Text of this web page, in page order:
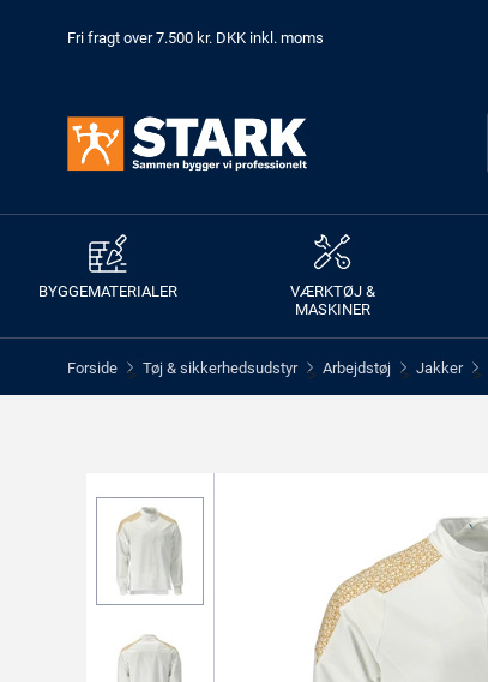
Fri fragt over 7.500 kr. DKK inkl. moms
BYGGEMATERIALER
VÆRKTØJ &
MASKINER
Forside > Tøj & sikkerhedsudstyr > Arbejdstøj > Jakker >